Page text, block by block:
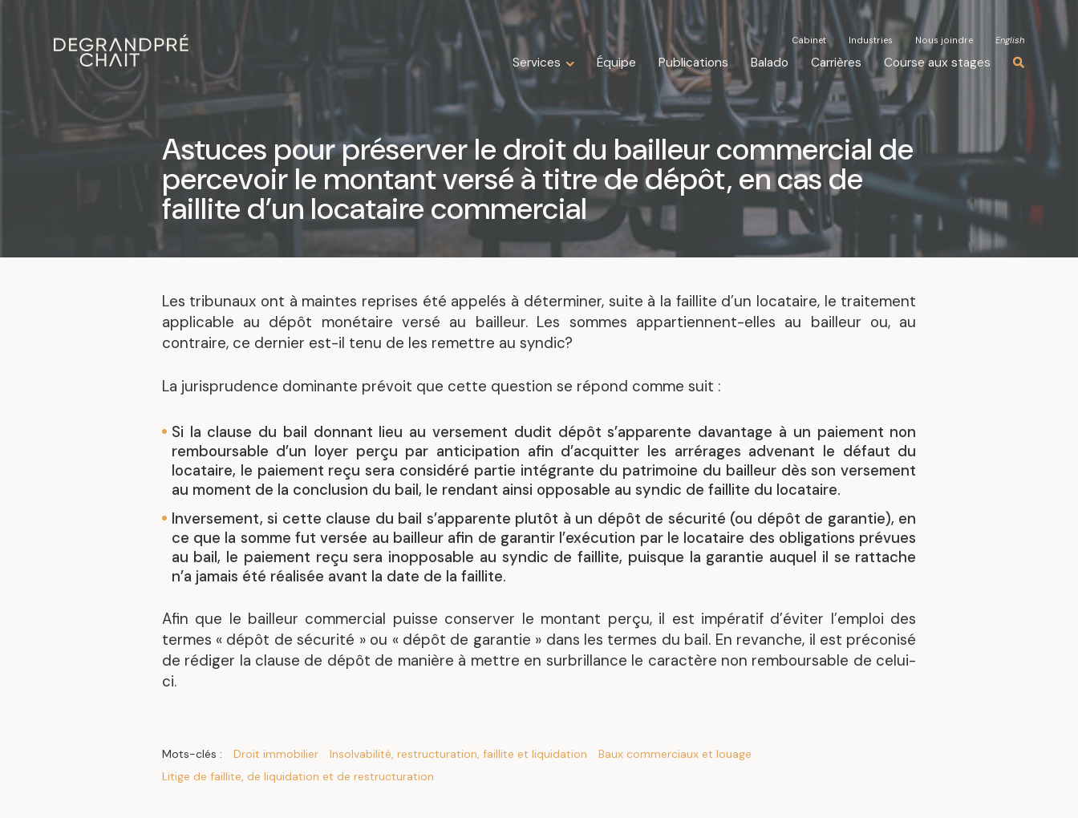
Cabinet Industries Nous joindre English
Services Équipe Publications Balado Carrières Course aux stages
Expertises
Droit de la construction
Droit de la famille
Droit des affaires
Droit fiscal
Droit immobilier
Droit public immobilier
Droit successoral
liquidation
Litige
Mandats représentatifs
Cabinet Industries Nous joindre English
Services Équipe Publications Balado Carrières Course aux stages
Astuces pour préserver le droit du bailleur commercial de
percevoir le montant versé à titre de dépôt, en cas de
faillite d’un locataire commercial
Les tribunaux ont à maintes reprises été appelés à déterminer, suite à la faillite d’un locataire, le traitement
applicable au dépôt monétaire versé au bailleur. Les sommes appartiennent-elles au bailleur ou, au
contraire, ce dernier est-il tenu de les remettre au syndic?
La jurisprudence dominante prévoit que cette question se répond comme suit :
Si la clause du bail donnant lieu au versement dudit dépôt s’apparente davantage à un paiement non
remboursable d’un loyer perçu par anticipation afin d’acquitter les arrérages advenant le défaut du
locataire, le paiement reçu sera considéré partie intégrante du patrimoine du bailleur dès son versement
au moment de la conclusion du bail, le rendant ainsi opposable au syndic de faillite du locataire.
Inversement, si cette clause du bail s’apparente plutôt à un dépôt de sécurité (ou dépôt de garantie), en
ce que la somme fut versée au bailleur afin de garantir l’exécution par le locataire des obligations prévues
au bail, le paiement reçu sera inopposable au syndic de faillite, puisque la garantie auquel il se rattache
n’a jamais été réalisée avant la date de la faillite.
Afin que le bailleur commercial puisse conserver le montant perçu, il est impératif d’éviter l’emploi des
termes « dépôt de sécurité » ou « dépôt de garantie » dans les termes du bail. En revanche, il est préconisé
de rédiger la clause de dépôt de manière à mettre en surbrillance le caractère non remboursable de celui-
ci.
Mots-clés : Droit immobilier Insolvabilité, restructuration, faillite et liquidation
Baux commerciaux et louage
Litige de faillite, de liquidation et de restructuration